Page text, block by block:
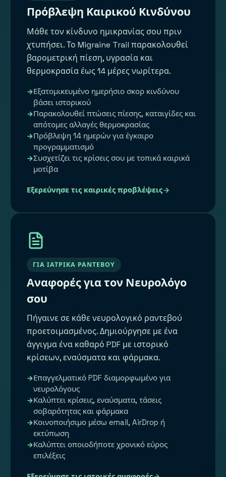
Πρόβλεψη Καιρικού Κινδύνου
Μάθε τον κίνδυνο ημικρανίας σου πριν
χτυπήσει. Το Migraine Trail παρακολουθεί
βαρομετρική πίεση, υγρασία και
θερμοκρασία έως 14 μέρες νωρίτερα.
Εξατομικευμένο ημερήσιο σκορ κινδύνου
βάσει ιστορικού
Παρακολουθεί πτώσεις πίεσης, καταιγίδες και
απότομες αλλαγές θερμοκρασίας
Πρόβλεψη 14 ημερών για έγκαιρο
προγραμματισμό
Συσχετίζει τις κρίσεις σου με τοπικά καιρικά
μοτίβα
Εξερεύνησε τις καιρικές προβλέψεις
ΓΙΑ ΙΑΤΡΙΚΆ ΡΑΝΤΕΒΟΎ
Αναφορές για τον Νευρολόγο
σου
Πήγαινε σε κάθε νευρολογικό ραντεβού
προετοιμασμένος. Δημιούργησε με ένα
άγγιγμα ένα καθαρό PDF με ιστορικό
κρίσεων, εναύσματα και φάρμακα.
Επαγγελματικό PDF διαμορφωμένο για
νευρολόγους
Καλύπτει κρίσεις, εναύσματα, τάσεις
σοβαρότητας και φάρμακα
Κοινοποιήσιμο μέσω email, AirDrop ή
εκτύπωση
Καλύπτει οποιοδήποτε χρονικό εύρος
επιλέξεις